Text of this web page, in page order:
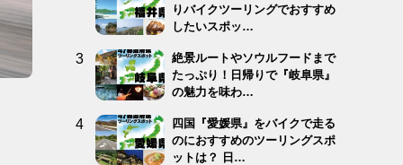
りバイクツーリングでおすすめ
したいスポッ…
絶景ルートやソウルフードまで
たっぷり！日帰りで『岐阜県』
の魅力を味わ…
四国『愛媛県』をバイクで走る
のにおすすめのツーリングスポ
ットは？ 日…